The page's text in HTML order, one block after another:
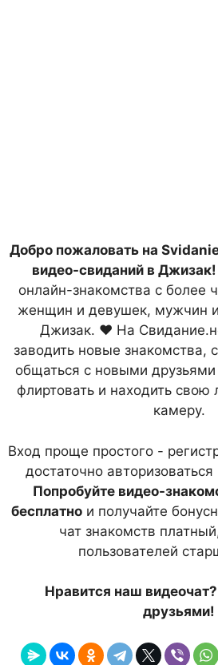
Добро пожаловать на
видео-свиданий в Джизак!
онлайн-знакомства с более
женщин и девушек, мужчин и
Джизак. ❤ На
заводить новые знакомства,
общаться с новыми
флиртовать и находить свою
камеру.
Вход проще простого -
достаточно авторизоваться
Попробуйте видео-
бесплатнои получайте
чат знакомств
пользователей
Нравится наш
друзьями!